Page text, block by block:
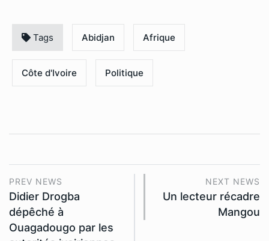
Tags Abidjan Afrique
Côte d'Ivoire Politique
PREV NEWS
Didier Drogba
dépêché à
Ouagadougo par les
NEXT NEWS
Un lecteur récadre
Mangou